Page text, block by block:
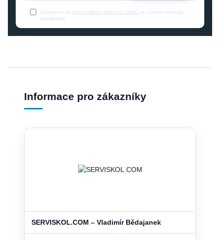
Souhlasím se zpracováním osobních údajů za účelem rozesílky
newsletteru.
Informace pro zákazníky
SERVISKOL.COM – Vladimír Bědajanek